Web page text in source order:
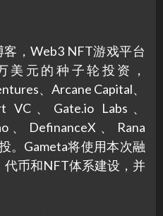
，Web3 NFT游戏平台
美元的种子轮投资，
、Arcane Capital、
VC、Gate.io Labs、
、DefinanceX、Rana
。Gameta将使用本次融
币和NFT体系建设，并